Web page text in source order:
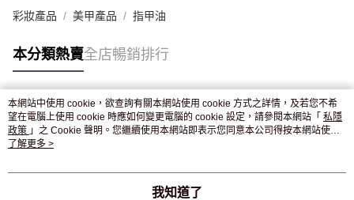
彩妝產品 美甲產品 指甲油
本分類熱賣全店暢銷排行
熱門標籤
熱銷排行
本網站中使用 cookie，欲查詢有關本網站使用 cookie 方式之詳情，及若您不希
望在電腦上使用 cookie 時應如何變更電腦的 cookie 設定，請參閱本網站「 私隱
政策 」之 Cookie 聲明。您繼續使用本網站即表示您同意本公司得按本網站使用
條款之 Cookie 聲明使用 cookie。
了解更多 >
我知道了